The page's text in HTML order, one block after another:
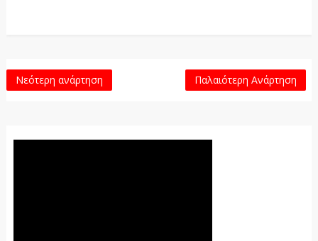
Νεότερη ανάρτηση Παλαιότερη Ανάρτηση